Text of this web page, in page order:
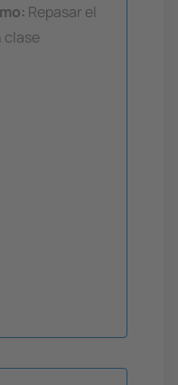
Repasar el
clase